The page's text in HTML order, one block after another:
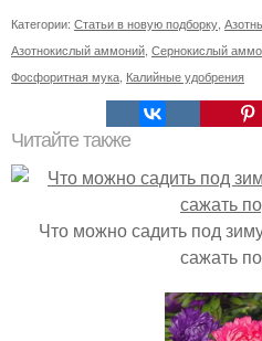
Категории: Статьи в новую подборку
Азотнокислый аммоний Сернокислый
Фосфоритная мука Калийные удобрения
Читайте также
Что можно садить под
сажать